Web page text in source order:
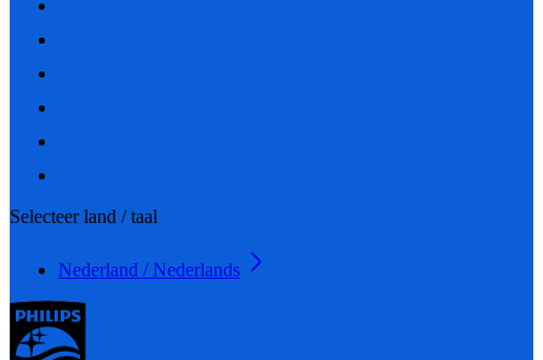
Selecteer land / taal
Nederland / Nederlands